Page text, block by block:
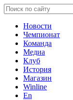
Новости
Чемпионат
Команда
Медиа
Клуб
История
Магазин
Winline
En